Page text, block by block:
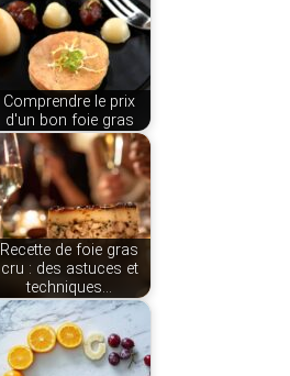
Comprendre le prix
d'un bon foie gras
Recette de foie gras
cru : des astuces et
techniques…